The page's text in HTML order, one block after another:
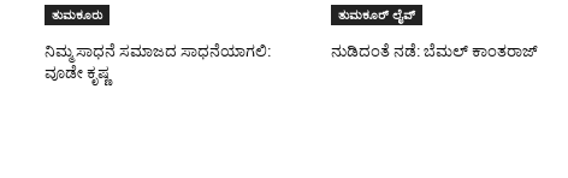
ತುಮಕೂರು
ನಿಮ್ಮ ಸಾಧನೆ ಸಮಾಜದ ಸಾಧನೆಯಾಗಲಿ:
ವೂಡೇ ಕೃಷ್ಣ
ತುಮಕೂರ್ ಲೈವ್
ನುಡಿದಂತೆ ನಡೆ: ಬೆಮಲ್ ಕಾಂತರಾಜ್